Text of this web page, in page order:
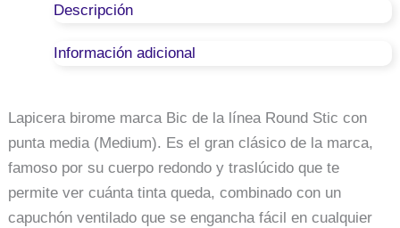
Descripción
Información adicional
Lapicera birome marca Bic de la línea Round Stic con
punta media (Medium). Es el gran clásico de la marca,
famoso por su cuerpo redondo y traslúcido que te
permite ver cuánta tinta queda, combinado con un
capuchón ventilado que se engancha fácil en cualquier